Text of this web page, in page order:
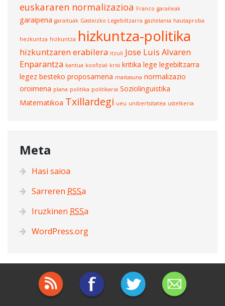
euskararen normalizazioa Franco garaileak
garaipena garaituak Gasteizko Legebiltzarra gaztelania hautaproba
hezkuntza hizkuntza hizkuntza-politika
hizkuntzaren erabilera itzuli Jose Luis Alvaren
Enparantza kantua koofizial krisi kritika lege legebiltzarra
legez besteko proposamena maitasuna normalizazio
oroimena plana politika politikaria Soziolinguistika
Matematikoa Txillardegi ueu unibertsitatea ustelkeria
Meta
Hasi saioa
Sarreren RSSa
Iruzkinen RSSa
WordPress.org